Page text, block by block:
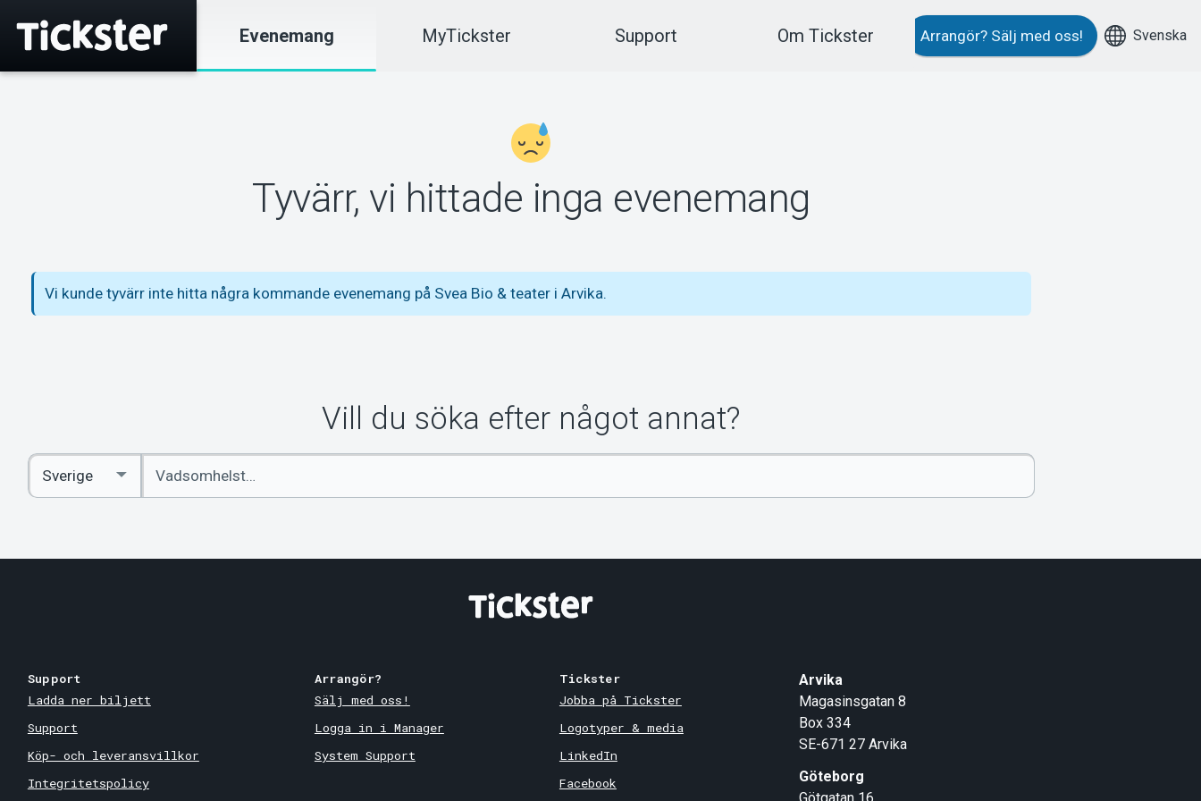
Evenemang MyTickster Support Om Tickster Arrangör? Sälj med oss! Svenska
Tyvärr, vi hittade inga evenemang
Vi kunde tyvärr inte hitta några kommande evenemang på Svea Bio & teater i Arvika.
Vill du söka efter något annat?
Ange
sökord
Select
Country
Support
Ladda ner biljett
Support
Köp- och leveransvillkor
Integritetspolicy
Arrangör?
Sälj med oss!
Logga in i Manager
System Support
Tickster
Jobba på Tickster
Logotyper & media
LinkedIn
Facebook
Arvika
Magasinsgatan 8
Box 334
SE-671 27 Arvika
Göteborg